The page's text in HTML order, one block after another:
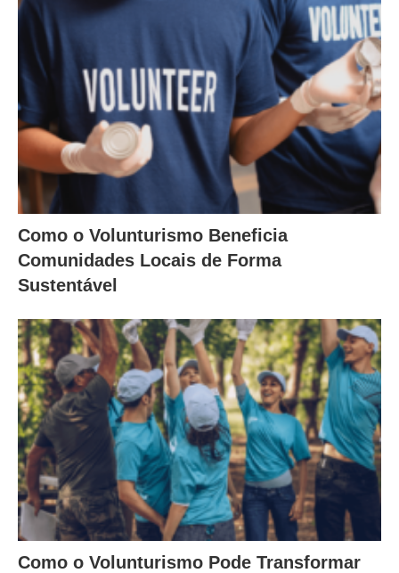
Como o Volunturismo Beneficia
Comunidades Locais de Forma
Sustentável
Como o Volunturismo Pode Transformar